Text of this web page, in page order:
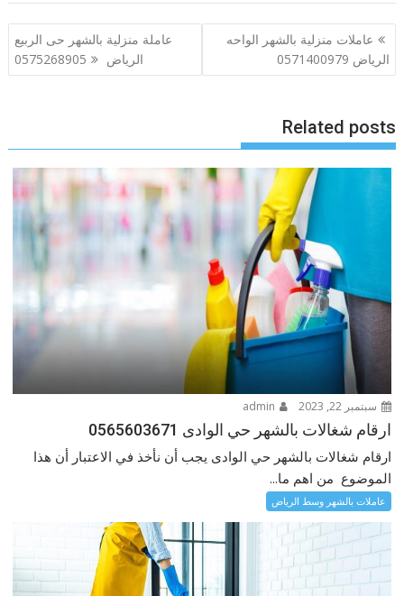
تصفّح
المقالات
عاملات منزلية بالشهر الواحه
الرياض 0571400979
عاملة منزلية بالشهر حى الربيع
الرياض 0575268905
Related posts
سبتمبر 22, 2023
ارقام شغالات بالشهر حي الوادى 0565603671
ارقام شغالات بالشهر حي الوادى يجب أن نأخذ في الاعتبار أن هذا
الموضوع من اهم ما...
عاملات بالشهر وسط الرياض